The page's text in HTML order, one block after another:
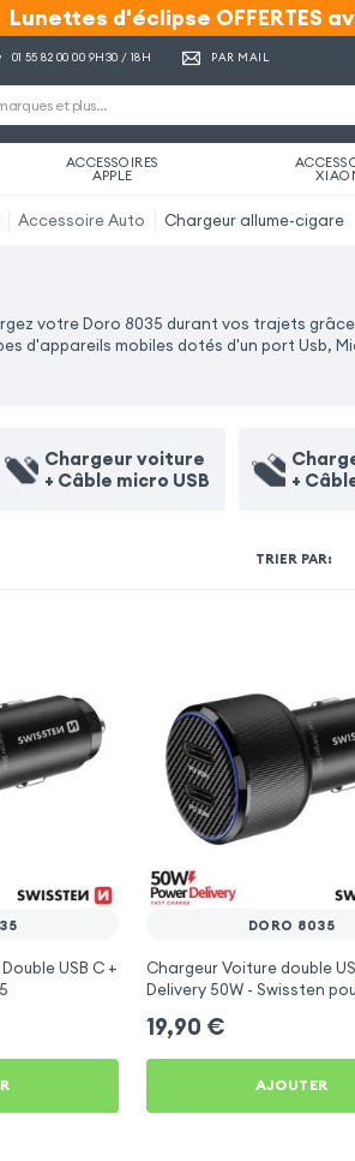
Lunettes d'éclipse OFFERTES
Lunettes d'éclipse OFFERTES
01 55 82 00 00 9H30 / 18H PAR MAIL
ACCESSOIRES
APPLE
Accessoire Auto Chargeur allume-cigare
votre Doro 8035 durant vos trajets
d'appareils mobiles dotés d'un port Usb,
Chargeur voiture
+ Câble micro USB
+
TRIER PAR:
USB C +
DORO 8035
Chargeur Voiture double
Delivery 50W - Swissten
19,90 €
AJOUTER